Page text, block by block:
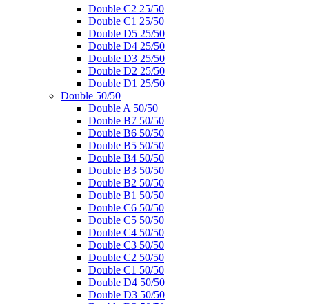
Double C2 25/50
Double C1 25/50
Double D5 25/50
Double D4 25/50
Double D3 25/50
Double D2 25/50
Double D1 25/50
Double 50/50
Double A 50/50
Double B7 50/50
Double B6 50/50
Double B5 50/50
Double B4 50/50
Double B3 50/50
Double B2 50/50
Double B1 50/50
Double C6 50/50
Double C5 50/50
Double C4 50/50
Double C3 50/50
Double C2 50/50
Double C1 50/50
Double D4 50/50
Double D3 50/50